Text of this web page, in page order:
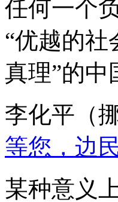
任何一个
“优越的社
真理”的中
李化平（
等您，边
某种意义